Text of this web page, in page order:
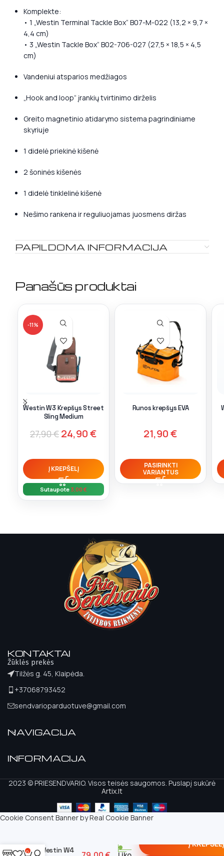
Komplekte:
• 1 „Westin Terminal Tackle Box“ B07-M-022 (13,2 × 9,7 ×
4,4 cm)
• 3 „Westin Tackle Box“ B02-706-027 (27,5 × 18,5 × 4,5
cm)
Vandeniui atsparios medžiagos
„Hook and loop“ įrankių tvirtinimo dirželis
Greito magnetinio atidarymo sistema pagrindiniame
skyriuje
1 didelė priekinė kišenė
2 šoninės kišenės
1 didelė tinklelinė kišenė
Nešimo rankena ir reguliuojamas juosmens diržas
PAPILDOMA INFORMACIJA
Panašūs produktai
-11%
Westin W3 Krepšys Street
Sling Medium
27,90€ 24,90€
Į KREPŠELĮ
Sutaupote 3,00 €
Runos krepšys EVA
21,90€
PASIRINKTI
VARIANTUS
KONTAKTAI
Žūklės prekės
Tilžės g. 45, Klaipėda.
+37068793452
sendvarioparduotuve@gmail.com
NAVIGACIJA
INFORMACIJA
2023 © PRIESENDVARIO. Visos teisės saugomos. Puslapį sukūrė
Artix.lt
Westin W4
Į KREPŠELĮ
0
Cookie Consent Banner by Real Cookie Banner